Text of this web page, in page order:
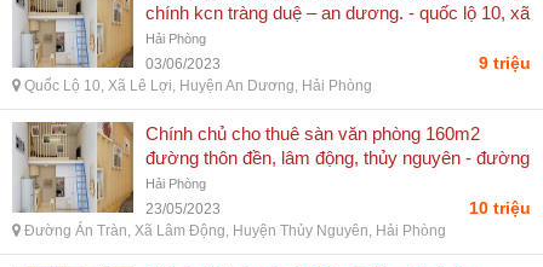
chính kcn tràng duệ – an dương. - quốc lộ 10, xã
lê lợi, huyện an dương, hải phòng
Hải Phòng
03/06/2023 9 triệu
Quốc Lộ 10, Xã Lê Lợi, Huyện An Dương, Hải Phòng
Chính chủ cho thuê sàn văn phòng 160m2
đường thôn đền, lâm động, thủy nguyên - đường
án tràn, xã lâm động, huyện thủy nguyên, hải
phòng
Hải Phòng
23/05/2023 10 triệu
Đường Án Tràn, Xã Lâm Động, Huyện Thủy Nguyên, Hải Phòng